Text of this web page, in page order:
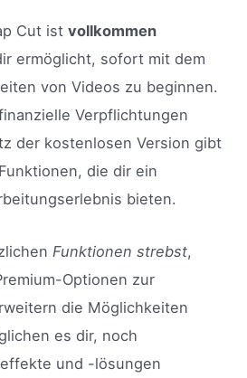
Cut ist vollkommen
ermöglicht, sofort mit dem
von Videos zu beginnen.
Verpflichtungen
der kostenlosen Version gibt
die dir ein
bieten.
Funktionen strebst,
Optionen zur
die Möglichkeiten
es dir, noch
und -lösungen